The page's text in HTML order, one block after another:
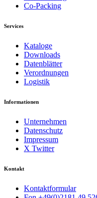
Co-Packing
Services
Kataloge
Downloads
Datenblätter
Verordnungen
Logistik
Informationen
Unternehmen
Datenschutz
Impressum
X Twitter
Kontakt
Kontaktformular